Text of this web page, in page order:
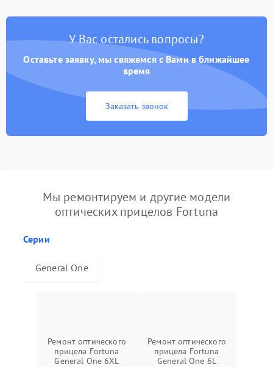
У Вас остались вопросы?
Оставьте заявку, мы свяжемся с Вами в ближайшее
время
Заказать звонок
Мы ремонтируем и другие модели
оптических прицелов Fortuna
Серии
General One
Ремонт оптического
прицела Fortuna
General One 6XL
Ремонт оптического
прицела Fortuna
General One 6L